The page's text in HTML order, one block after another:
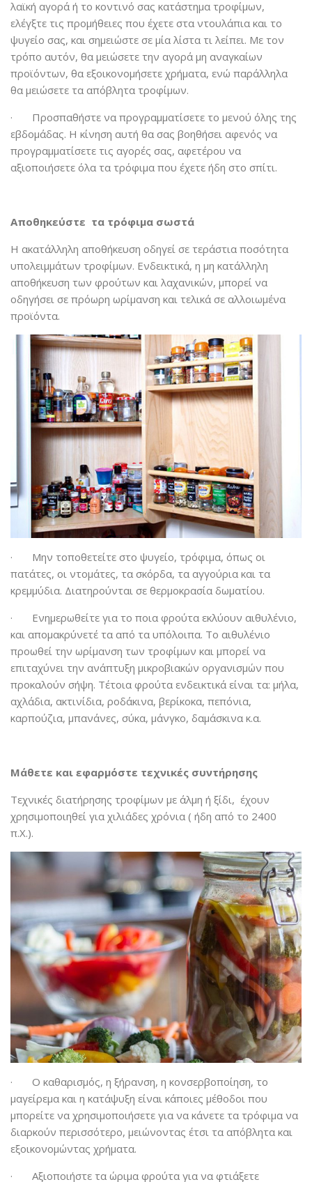
λαϊκή αγορά ή το κοντινό σας κατάστημα τροφίμων,
ελέγξτε τις προμήθειες που έχετε στα ντουλάπια και το
ψυγείο σας, και σημειώστε σε μία λίστα τι λείπει. Με τον
τρόπο αυτόν, θα μειώσετε την αγορά μη αναγκαίων
προϊόντων, θα εξοικονομήσετε χρήματα, ενώ παράλληλα
θα μειώσετε τα απόβλητα τροφίμων.
· Προσπαθήστε να προγραμματίσετε το μενού όλης της
εβδομάδας. Η κίνηση αυτή θα σας βοηθήσει αφενός να
προγραμματίσετε τις αγορές σας, αφετέρου να
αξιοποιήσετε όλα τα τρόφιμα που έχετε ήδη στο σπίτι.
Αποθηκεύστε τα τρόφιμα σωστά
Η ακατάλληλη αποθήκευση οδηγεί σε τεράστια ποσότητα
υπολειμμάτων τροφίμων. Ενδεικτικά, η μη κατάλληλη
αποθήκευση των φρούτων και λαχανικών, μπορεί να
οδηγήσει σε πρόωρη ωρίμανση και τελικά σε αλλοιωμένα
προϊόντα.
· Μην τοποθετείτε στο ψυγείο, τρόφιμα, όπως οι
πατάτες, οι ντομάτες, τα σκόρδα, τα αγγούρια και τα
κρεμμύδια. Διατηρούνται σε θερμοκρασία δωματίου.
· Ενημερωθείτε για το ποια φρούτα εκλύουν αιθυλένιο,
και απομακρύνετέ τα από τα υπόλοιπα. Το αιθυλένιο
προωθεί την ωρίμανση των τροφίμων και μπορεί να
επιταχύνει την ανάπτυξη μικροβιακών οργανισμών που
προκαλούν σήψη. Τέτοια φρούτα ενδεικτικά είναι τα: μήλα,
αχλάδια, ακτινίδια, ροδάκινα, βερίκοκα, πεπόνια,
καρπούζια, μπανάνες, σύκα, μάνγκο, δαμάσκινα κ.α.
Μάθετε και εφαρμόστε τεχνικές συντήρησης
Τεχνικές διατήρησης τροφίμων με άλμη ή ξίδι, έχουν
χρησιμοποιηθεί για χιλιάδες χρόνια ( ήδη από το 2400
π.Χ.).
· Ο καθαρισμός, η ξήρανση, η κονσερβοποίηση, το
μαγείρεμα και η κατάψυξη είναι κάποιες μέθοδοι που
μπορείτε να χρησιμοποιήσετε για να κάνετε τα τρόφιμα να
διαρκούν περισσότερο, μειώνοντας έτσι τα απόβλητα και
εξοικονομώντας χρήματα.
· Αξιοποιήστε τα ώριμα φρούτα για να φτιάξετε